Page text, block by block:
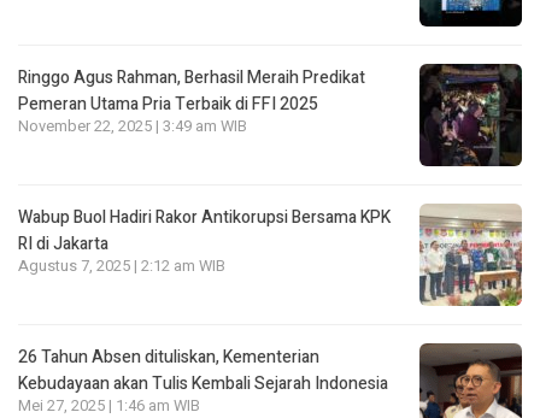
Ringgo Agus Rahman, Berhasil Meraih Predikat
Pemeran Utama Pria Terbaik di FFI 2025
November 22, 2025 | 3:49 am WIB
Wabup Buol Hadiri Rakor Antikorupsi Bersama KPK
RI di Jakarta
Agustus 7, 2025 | 2:12 am WIB
26 Tahun Absen dituliskan, Kementerian
Kebudayaan akan Tulis Kembali Sejarah Indonesia
Mei 27, 2025 | 1:46 am WIB